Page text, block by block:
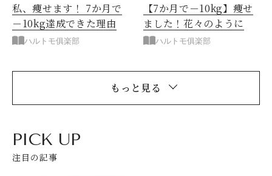
私、痩せます！ 7か月で
－10kg達成できた理由
ハルトモ俱楽部
【7か月で－10kg】痩せ
ました！花々のように
ハルトモ俱楽部
もっと見る
PICK UP
注目の記事